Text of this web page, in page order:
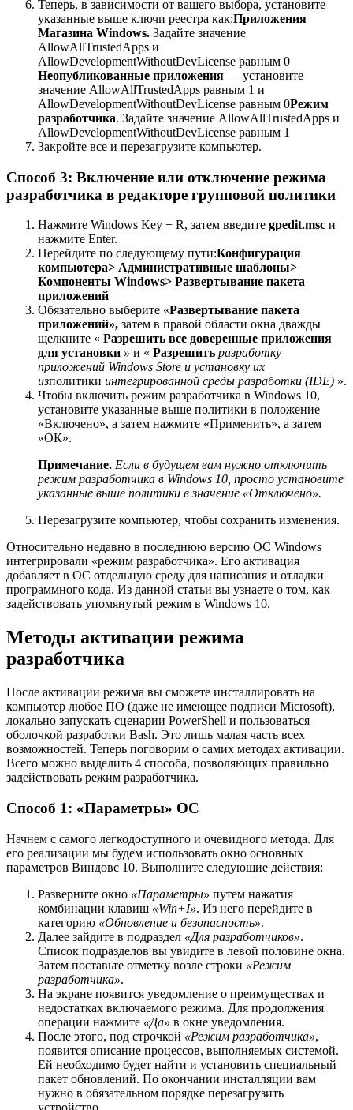
Теперь, в зависимости от вашего выбора, установите
указанные выше ключи реестра как:Приложения
Магазина Windows. Задайте значение
AllowAllTrustedApps и
AllowDevelopmentWithoutDevLicense равным 0
Неопубликованные приложения — установите
значение AllowAllTrustedApps равным 1 и
AllowDevelopmentWithoutDevLicense равным 0Режим
разработчика. Задайте значение AllowAllTrustedApps и
AllowDevelopmentWithoutDevLicense равным 1
Закройте все и перезагрузите компьютер.
Способ 3: Включение или отключение режима
разработчика в редакторе групповой политики
Нажмите Windows Key + R, затем введите gpedit.msc и
нажмите Enter.
Перейдите по следующему пути:Конфигурация
компьютера> Административные шаблоны>
Компоненты Windows> Развертывание пакета
приложений
Обязательно выберите «Развертывание пакета
приложений», затем в правой области окна дважды
щелкните « Разрешить все доверенные приложения
для установки » и « Разрешить разработку
приложений Windows Store и установку их
изполитики интегрированной среды разработки (IDE) ».
Чтобы включить режим разработчика в Windows 10,
установите указанные выше политики в положение
«Включено», а затем нажмите «Применить», а затем
«ОК».
Примечание. Если в будущем вам нужно отключить
режим разработчика в Windows 10, просто установите
указанные выше политики в значение «Отключено».
Перезагрузите компьютер, чтобы сохранить изменения.
Относительно недавно в последнюю версию ОС Windows
интегрировали «режим разработчика». Его активация
добавляет в ОС отдельную среду для написания и отладки
программного кода. Из данной статьи вы узнаете о том, как
задействовать упомянутый режим в Windows 10.
Методы активации режима
разработчика
После активации режима вы сможете инсталлировать на
компьютер любое ПО (даже не имеющее подписи Microsoft),
локально запускать сценарии PowerShell и пользоваться
оболочкой разработки Bash. Это лишь малая часть всех
возможностей. Теперь поговорим о самих методах активации.
Всего можно выделить 4 способа, позволяющих правильно
задействовать режим разработчика.
Способ 1: «Параметры» ОС
Начнем с самого легкодоступного и очевидного метода. Для
его реализации мы будем использовать окно основных
параметров Виндовс 10. Выполните следующие действия:
Разверните окно «Параметры» путем нажатия
комбинации клавиш «Win+I». Из него перейдите в
категорию «Обновление и безопасность».
Далее зайдите в подраздел «Для разработчиков».
Список подразделов вы увидите в левой половине окна.
Затем поставьте отметку возле строки «Режим
разработчика».
На экране появится уведомление о преимуществах и
недостатках включаемого режима. Для продолжения
операции нажмите «Да» в окне уведомления.
После этого, под строчкой «Режим разработчика»,
появится описание процессов, выполняемых системой.
Ей необходимо будет найти и установить специальный
пакет обновлений. По окончании инсталляции вам
нужно в обязательном порядке перезагрузить
устройство.